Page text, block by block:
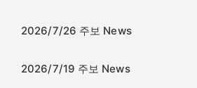
2026/7/26 주보 News
2026/7/19 주보 News